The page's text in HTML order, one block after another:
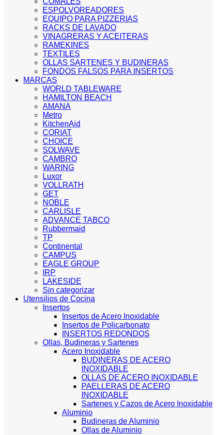
ESPOLVOREADORES
EQUIPO PARA PIZZERIAS
RACKS DE LAVADO
VINAGRERAS Y ACEITERAS
RAMEKINES
TEXTILES
OLLAS SARTENES Y BUDINERAS
FONDOS FALSOS PARA INSERTOS
MARCAS
WORLD TABLEWARE
HAMILTON BEACH
AMANA
Metro
KitchenAid
CORIAT
CHOICE
SOLWAVE
CAMBRO
WARING
Luxor
VOLLRATH
GET
NOBLE
CARLISLE
ADVANCE TABCO
Rubbermaid
TP
Continental
CAMPUS
EAGLE GROUP
IRP
LAKESIDE
Sin categorizar
Utensilios de Cocina
Insertos
Insertos de Acero Inoxidable
Insertos de Policarbonato
INSERTOS REDONDOS
Ollas, Budineras y Sartenes
Acero Inoxidable
BUDINERAS DE ACERO
INOXIDABLE
OLLAS DE ACERO INOXIDABLE
PAELLERAS DE ACERO
INOXIDABLE
Sartenes y Cazos de Acero Inoxidable
Aluminio
Budineras de Aluminio
Ollas de Aluminio